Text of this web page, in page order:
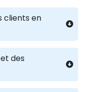
clients en
des